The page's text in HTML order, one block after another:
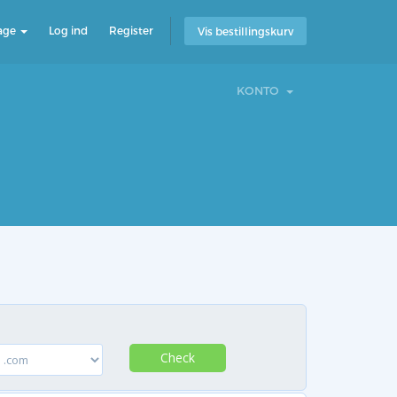
Log ind Register Vis bestillingskurv
KONTO
Check